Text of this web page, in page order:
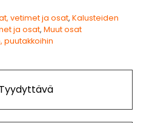
vetimet ja osat,Kalusteiden
ja osat,Muut osat
puutakkoihin